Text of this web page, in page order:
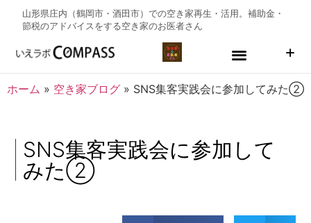
山形県庄内（鶴岡市・酒田市）での空き家再生・活用。補助金・
節税のアドバイスをする空き家のお医者さん
ホーム » 空き家ブログ » SNS集客実践会に参加してみた②
SNS集客実践会に参加して
みた②